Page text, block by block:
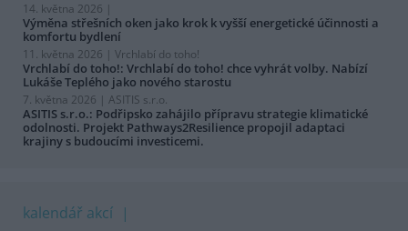
14. května 2026 |
Výměna střešních oken jako krok k vyšší energetické účinnosti a
komfortu bydlení
11. května 2026 | Vrchlabí do toho!
Vrchlabí do toho!: Vrchlabí do toho! chce vyhrát volby. Nabízí
Lukáše Teplého jako nového starostu
7. května 2026 | ASITIS s.r.o.
ASITIS s.r.o.: Podřipsko zahájilo přípravu strategie klimatické
odolnosti. Projekt Pathways2Resilience propojil adaptaci
krajiny s budoucími investicemi.
kalendář akcí